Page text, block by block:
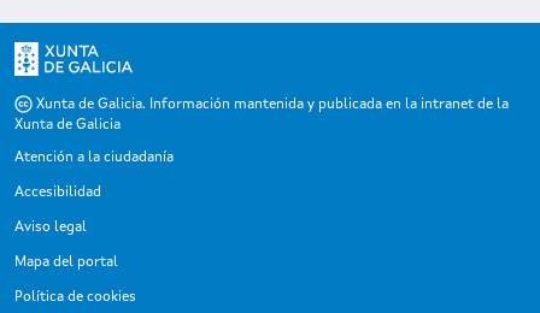
Xunta de Galicia. Información mantenida y publicada en la intranet de la
Xunta de Galicia
Atención a la ciudadanía
Accesibilidad
Aviso legal
Mapa del portal
Política de cookies